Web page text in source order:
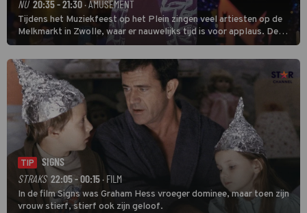
NU 20:35 - 21:30· AMUSEMENT
Tijdens het Muziekfeest op het Plein zingen veel artiesten op de
Melkmarkt in Zwolle, waar er nauwelijks tijd is voor applaus. De
grootste namen zijn André Hazes, Jannes, René Froger en
natuurlijk Rutger van Barneveld met zijn hit Zwoele Zomernachten.
TIP
SIGNS
STRAKS 22:05 - 00:15 · FILM
In de film Signs was Graham Hess vroeger dominee, maar toen zijn
vrouw stierf, stierf ook zijn geloof.